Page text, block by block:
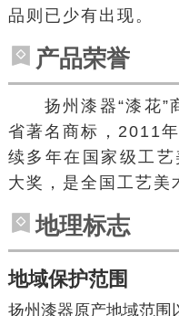
品则已少有出现。
产品荣誉
扬州漆器“漆花
省著名商标，2011
续多年在国家级工
大奖，是全国工艺美
地理标志
地域保护范围
扬州漆器原产地域范围